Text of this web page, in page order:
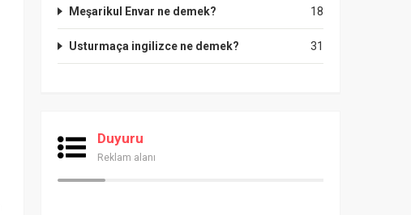
18
Meşarikul Envar ne demek?
31
Usturmaça ingilizce ne demek?
Duyuru
Reklam alanı